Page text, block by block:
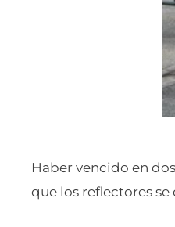
Haber vencido en
que los reflectores